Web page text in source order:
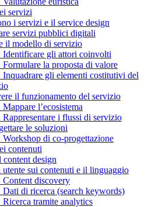
servizi
i servizi e il service design
servizi pubblici digitali
il modello di servizio
Identificare gli attori coinvolti
Formulare la proposta di valore
Inquadrare gli elementi costitutivi del
il funzionamento del servizio
Mappare l’ecosistema
Rappresentare i flussi di servizio
le soluzioni
Workshop di co-progettazione
contenuti
content design
utente sui contenuti e il linguaggio
Content discovery
Dati di ricerca (search keywords)
Ricerca tramite analytics